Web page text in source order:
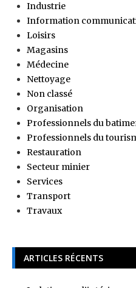
Industrie
Information
Loisirs
Magasins
Médecine
Nettoyage
Non classé
Organisation
Professionnels du
Professionnels du
Restauration
Secteur minier
Services
Transport
Travaux
ARTICLES RÉCENTS